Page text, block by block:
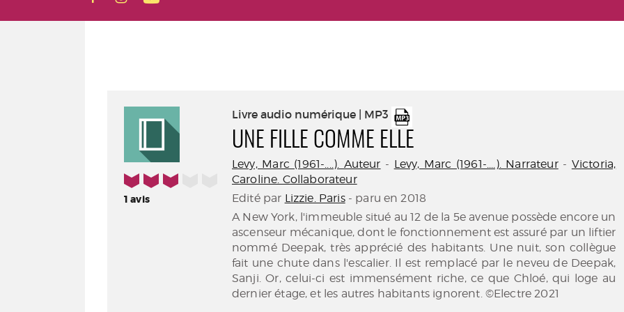
3/5
1avis
Livre audio numérique | MP3
UNE FILLE COMME ELLE
Levy, Marc (1961-....). Auteur - Levy, Marc (1961-....). Narrateur- Victoria,
Caroline. Collaborateur
Edité par Lizzie. Paris- paru en 2018
A New York, l'immeuble situé au 12 de la 5e avenue possède encore un
ascenseur mécanique, dont le fonctionnement est assuré par un liftier
nommé Deepak, très apprécié des habitants. Une nuit, son collègue
fait une chute dans l'escalier. Il est remplacé par le neveu de Deepak,
Sanji. Or, celui-ci est immensément riche, ce que Chloé, qui loge au
dernier étage, et les autres habitants ignorent. ©Electre 2021